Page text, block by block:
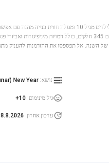
חגגו את החגים עם לוח שנה חגיגי 40678! הסט המיוחד הזה מציע לילדים מגיל 10 ומעלה חווית
לשני חגים משמעותיים: ראש השנה הסיני ופסטיבל סירות הדרקון. עם 345 חלקים, כולל דמויות
השנה. אל תפספסו את ההזדמנות להעניק
נושא:
New Year
גיל מינימום:
10+
עדכון אחרון:
8.8.2026, 8:04:58